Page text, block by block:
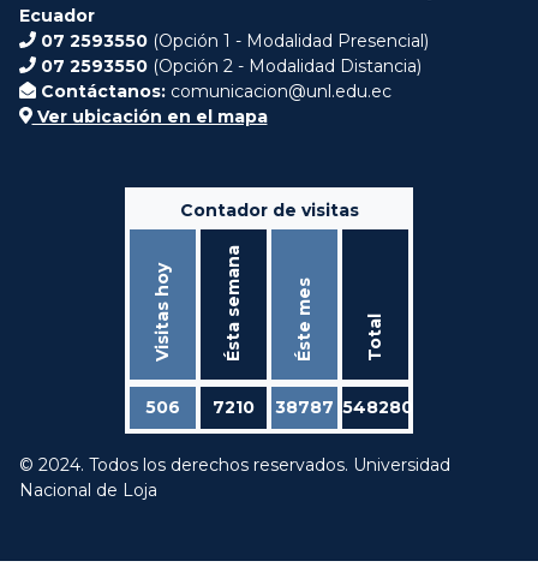
Ecuador
07 2593550 (Opción 1 - Modalidad Presencial)
07 2593550 (Opción 2 - Modalidad Distancia)
Contáctanos: comunicacion@unl.edu.ec
Ver ubicación en el mapa
Contador de visitas
Visitas hoy Ésta semana Éste mes Total
506 7210 38787 548280
© 2024. Todos los derechos reservados. Universidad
Nacional de Loja